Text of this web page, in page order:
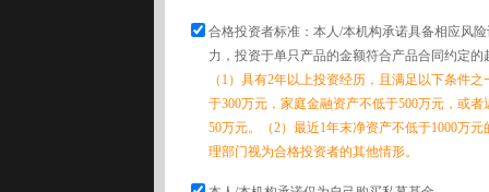
合格投资者标准：本人/本机构承诺具备相应风
力，投资于单只产品的金额符合产品合同约定的
（1）具有2年以上投资经历，且满足以下条件
于300万元，家庭金融资产不低于500万元，或
50万元。（2）最近1年末净资产不低于1000万
理部门视为合格投资者的其他情形。